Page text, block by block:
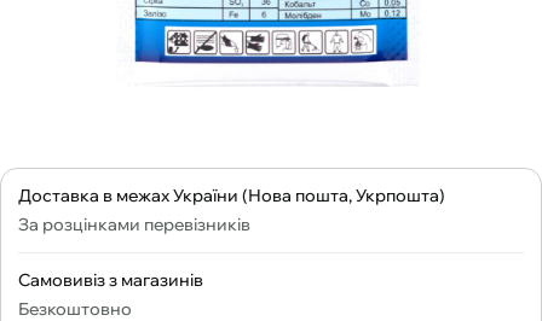
Доставка в межах України (Нова пошта, Укрпошта)
За розцінками перевізників
Самовивіз з магазинів
Безкоштовно